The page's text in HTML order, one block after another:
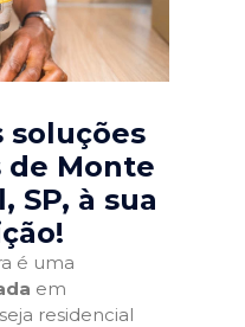
soluções
de Monte
SP, à sua
é uma
em
residencial